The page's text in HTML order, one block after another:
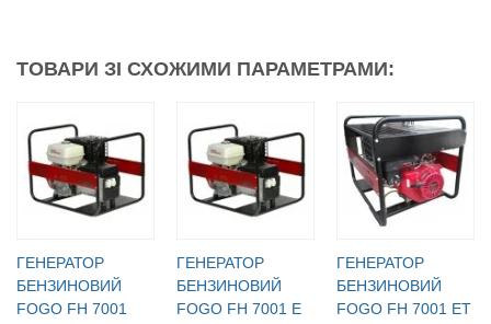
ТОВАРИ ЗІ СХОЖИМИ ПАРАМЕТРАМИ:
ГЕНЕРАТОР
БЕНЗИНОВИЙ
FOGO FH 7001
ГЕНЕРАТОР
БЕНЗИНОВИЙ
FOGO FH 7001 E
ГЕНЕРАТОР
БЕНЗИНОВИЙ
FOGO FH 7001 ET